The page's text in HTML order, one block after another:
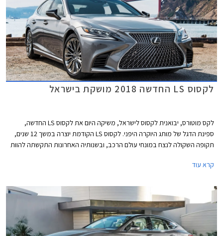
לקסוס LS החדשה 2018 מושקת בישראל
לקס מוטורס, יבואנית לקסוס לישראל, משיקה היום את לקסוס LS החדשה,
ספינת הדגל של מותג היוקרה היפני. לקסוס LS הקודמת יוצרה במשך 12 שנים,
תקופה השקולה לנצח במונחי עולם הרכב, ובשנותיה האחרונות התקשתה להוות
באופן תדיר יותר.
קרא עוד